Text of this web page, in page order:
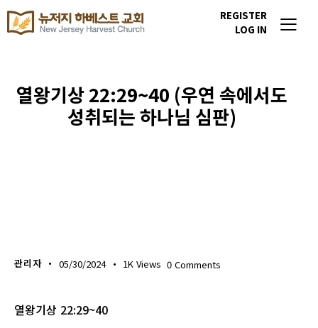
REGISTER
LOG IN
열왕기상 22:29~40 (우연 속에서도
성취되는 하나님 심판)
관리자 05/30/2024 1K Views 0 Comments
열왕기상 22:29~40